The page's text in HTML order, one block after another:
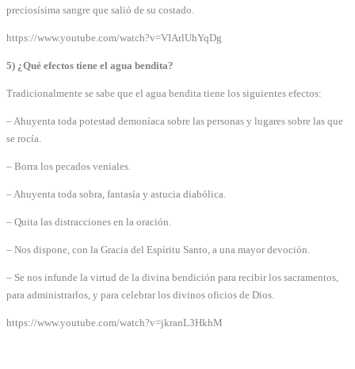
preciosísima sangre que salió de su costado.
https://www.youtube.com/watch?v=VIArlUhYqDg
5) ¿Qué efectos tiene el agua bendita?
Tradicionalmente se sabe que el agua bendita tiene los siguientes efectos:
– Ahuyenta toda potestad demoníaca sobre las personas y lugares sobre las que
se rocía.
– Borra los pecados veniales.
– Ahuyenta toda sobra, fantasía y astucia diabólica.
– Quita las distracciones en la oración.
– Nos dispone, con la Gracia del Espíritu Santo, a una mayor devoción.
– Se nos infunde la virtud de la divina bendición para recibir los sacramentos,
para administrarlos, y para celebrar los divinos oficios de Dios.
https://www.youtube.com/watch?v=jkranL3HkhM